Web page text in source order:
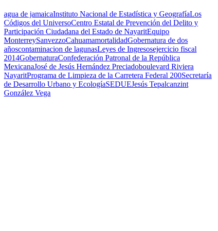
agua de jamaicaInstituto Nacional de Estadística y GeografíaLos
Códigos del UniversoCentro Estatal de Prevención del Delito y
Participación Ciudadana del Estado de NayaritEquipo
MonterreySanvezzoCahuamamortalidadGobernatura de dos
añoscontaminacion de lagunasLeyes de Ingresosejercicio fiscal
2014GobernaturaConfederación Patronal de la República
MexicanaJosé de Jesús Hernández Preciadoboulevard Riviera
NayaritPrograma de Limpieza de la Carretera Federal 200Secretaría
de Desarrollo Urbano y EcologíaSEDUEJesús Tepalcanzint
González Vega